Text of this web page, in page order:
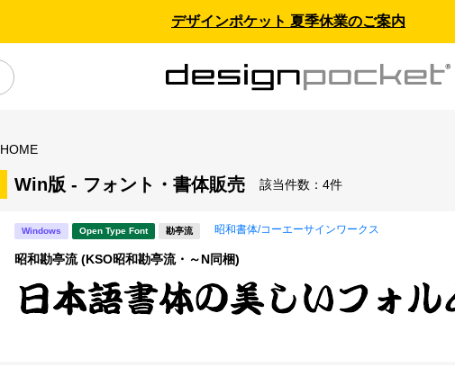
デザインポケット 夏季休業のご案内
HOME
Win版 - フォント・書体販売 該当件数： 4件
Windows Open Type Font 勘亭流 昭和書体/コーエーサインワークス
昭和勘亭流 (KSO昭和勘亭流・～N同梱)